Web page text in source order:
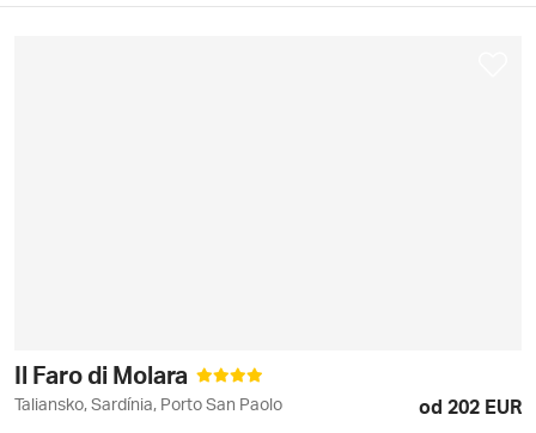
Il Faro di Molara
Taliansko, Sardínia, Porto San Paolo od 202 EUR